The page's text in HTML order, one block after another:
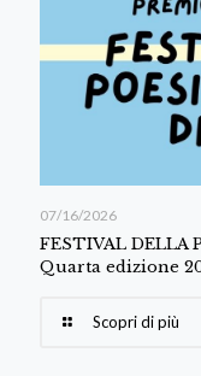
07/16/2026
FESTIVAL DELLA
Quarta edizione
Scopri di più